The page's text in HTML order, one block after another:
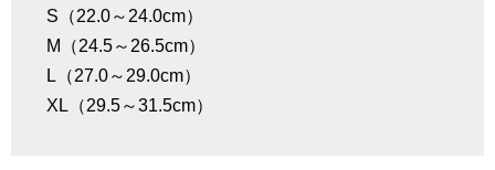
S（22.0～24.0cm）
M（24.5～26.5cm）
L（27.0～29.0cm）
XL（29.5～31.5cm）